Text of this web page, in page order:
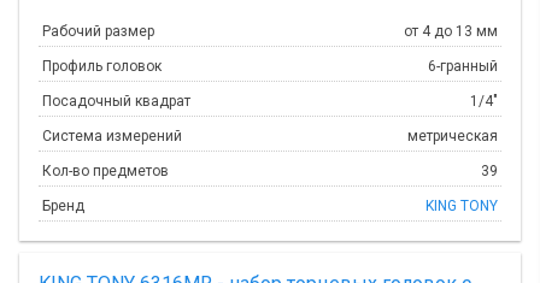
Рабочий размер от 4 до 13 мм
Профиль головок 6-гранный
Посадочный квадрат 1/4"
Система измерений метрическая
Кол-во предметов 39
Бренд KING TONY